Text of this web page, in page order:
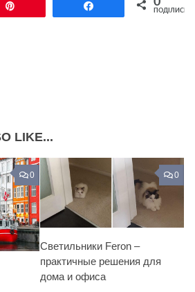
Поділитися
ПОДІЛИСЬ
LIKE...
0 0
Светильники Feron –
практичные решения для
дома и офиса